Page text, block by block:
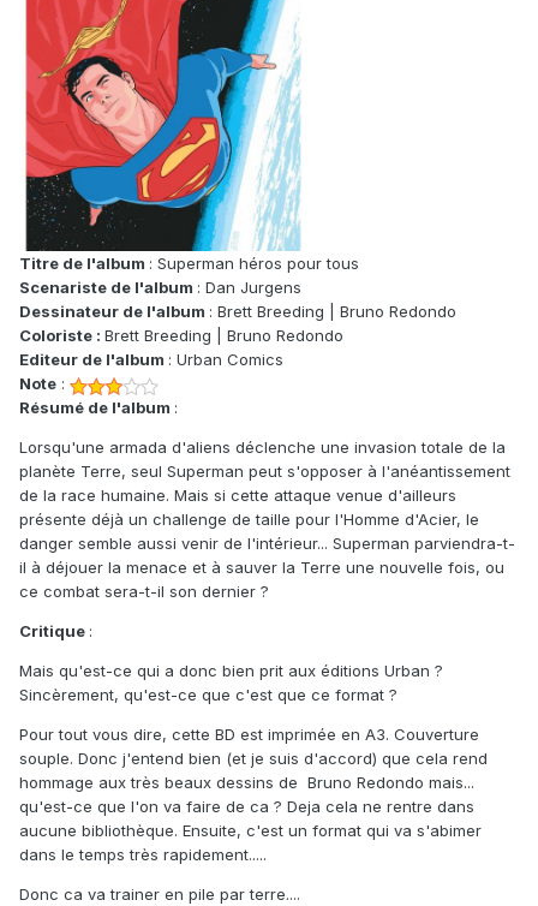
Titre de l'album : Superman héros pour tous
Scenariste de l'album : Dan Jurgens
Dessinateur de l'album : Brett Breeding | Bruno Redondo
Coloriste : Brett Breeding | Bruno Redondo
Editeur de l'album : Urban Comics
Note :
Résumé de l'album :
Lorsqu'une armada d'aliens déclenche une invasion totale de la
planète Terre, seul Superman peut s'opposer à l'anéantissement
de la race humaine. Mais si cette attaque venue d'ailleurs
présente déjà un challenge de taille pour l'Homme d'Acier, le
danger semble aussi venir de l'intérieur... Superman parviendra-t-
il à déjouer la menace et à sauver la Terre une nouvelle fois, ou
ce combat sera-t-il son dernier ?
Critique :
Mais qu'est-ce qui a donc bien prit aux éditions Urban ?
Sincèrement, qu'est-ce que c'est que ce format ?
Pour tout vous dire, cette BD est imprimée en A3. Couverture
souple. Donc j'entend bien (et je suis d'accord) que cela rend
hommage aux très beaux dessins de Bruno Redondo mais...
qu'est-ce que l'on va faire de ca ? Deja cela ne rentre dans
aucune bibliothèque. Ensuite, c'est un format qui va s'abimer
dans le temps très rapidement.....
Donc ca va trainer en pile par terre....